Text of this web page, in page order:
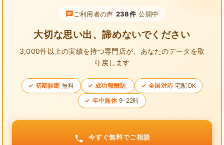
ご利用者の声 238件 公開中
大切な思い出、諦めないでください
3,000件以上の実績を持つ専門店が、 あなたのデータを取
り戻します
初期診断 無料 成功報酬制 全国対応 宅配OK
年中無休 9-22時
今すぐ無料でご相談